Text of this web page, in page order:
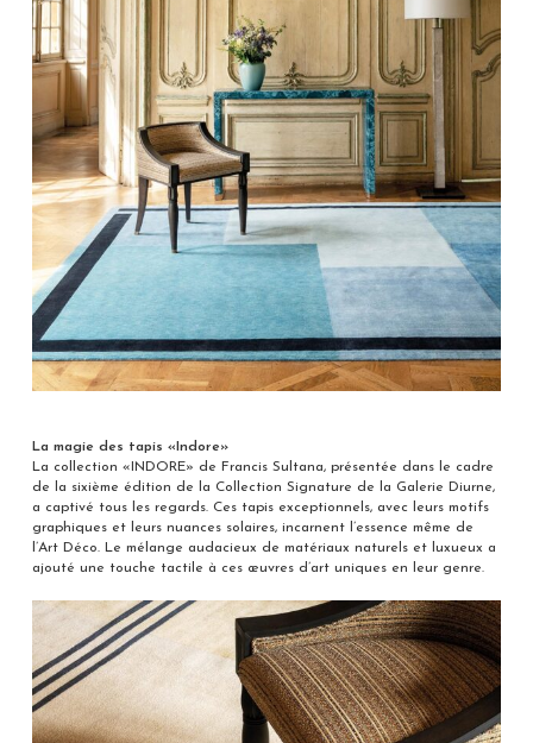
La magie des tapis «Indore»
La collection «INDORE» de Francis Sultana, présentée dans le cadre
de la sixième édition de la Collection Signature de la Galerie Diurne,
a captivé tous les regards. Ces tapis exceptionnels, avec leurs motifs
graphiques et leurs nuances solaires, incarnent l’essence même de
l’Art Déco. Le mélange audacieux de matériaux naturels et luxueux a
ajouté une touche tactile à ces œuvres d’art uniques en leur genre.